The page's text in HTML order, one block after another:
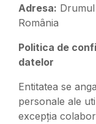
Adresa:
România
Politica de
datelor
Entitatea se
personale ale
excepția